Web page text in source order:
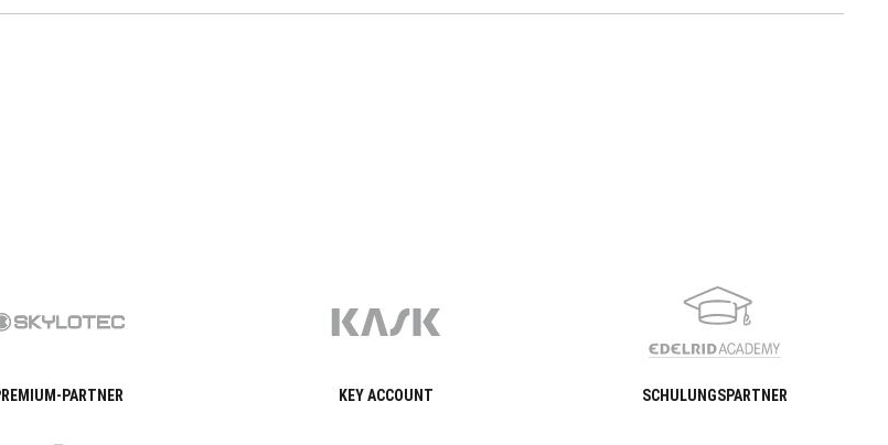
PARTNER KEY ACCOUNT SCHULUNGSPARTNER